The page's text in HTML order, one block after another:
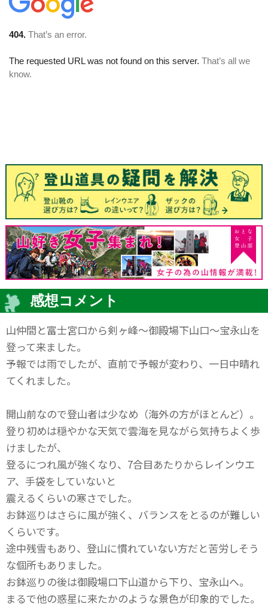
感想コメント
山仲間と富士宮口から剣ヶ峰～御殿場下山口～宝永山を
登って来ました。
予報では雨でしたが、直前で予報が変わり、一日中晴れ
てくれました。
開山前なので登山者は少なめ（海外の方がほとんど）。
登り初めは穏やかな天気で雲海を見ながら気持ちよく歩
けましたが、
登るにつれ風が強くなり、7合目あたりからレインウエ
ア、手袋をしていないと
震えるくらいの寒さでした。
お鉢巡りはさらに風が強く、バランスをとるのが難しい
くらいです。
途中残雪もあり、登山に慣れていない方だと苦労しそう
な個所もありました。
お鉢巡りの後は御殿場口下山道から下り、宝永山へ。
まるで他の惑星に来たかのような景色が印象的でした。